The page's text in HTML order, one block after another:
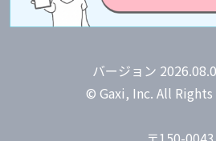
バージョン
© Gaxi, Inc. All Rights